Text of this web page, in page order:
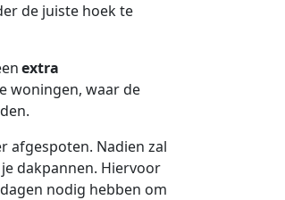
de juiste hoek te
extra
woningen, waar de
afgespoten. Nadien zal
dakpannen. Hiervoor
nodig hebben om